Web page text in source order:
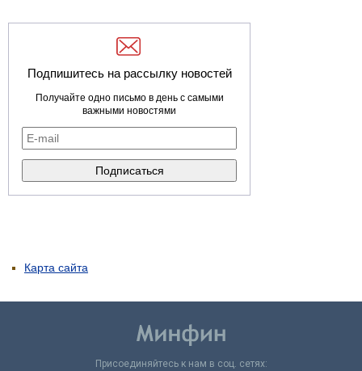
Подпишитесь на рассылку новостей
Получайте одно письмо в день с самыми
важными новостями
Карта сайта
Присоединяйтесь к нам в соц. сетях: